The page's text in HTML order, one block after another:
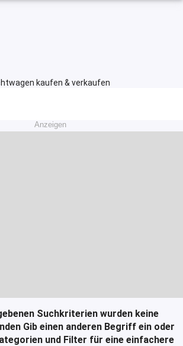
kaufen & verkaufen
Anzeigen
Suchkriterien wurden keine
Gib einen anderen Begriff ein oder
und Filter für eine einfachere